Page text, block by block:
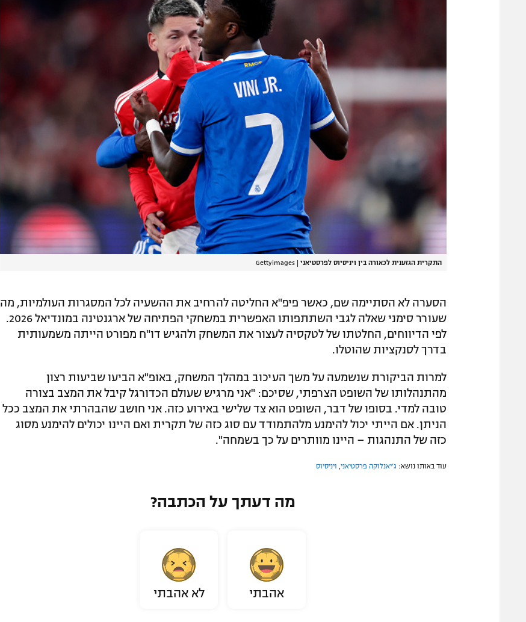
התקרית הגזענית לכאורה בין ויניסיוס לפרסטיאני |
Gettyimages
הסערה לא הסתיימה שם, כאשר פיפ"א החליטה להרחיב את ההשעיה לכל המסגרות העולמיות, מה
שעורר סימני שאלה לגבי השתתפותו האפשרית במשחקי הפתיחה של ארגנטינה במונדיאל 2026.
לפי הדיווחים, החלטתו של לטקסיה לעצור את המשחק ולהגיש דו"ח מפורט הייתה משמעותית
בדרך לסנקציות שהוטלו.
למרות הביקורת שנשמעה על משך העיכוב במהלך המשחק, באופ"א הביעו שביעות רצון
מהתנהלותו של השופט הצרפתי, שסיכם: "אני מרגיש שעולם הכדורגל קיבל את המצב בצורה
טובה למדי. בסופו של דבר, השופט הוא צד שלישי באירוע כזה. אני חושב שהבהרתי את המצב ככל
הניתן. אם הייתי יכול להימנע מלהתמודד עם סוג כזה של תקרית ואם היינו יכולים להימנע מסוג
כזה של התנהגות – היינו מוותרים על כך בשמחה".
עוד באותו נושא: ג’יאנלוקה פרסטיאני ויניסיוס
מה דעתך על הכתבה?
אהבתי לא אהבתי